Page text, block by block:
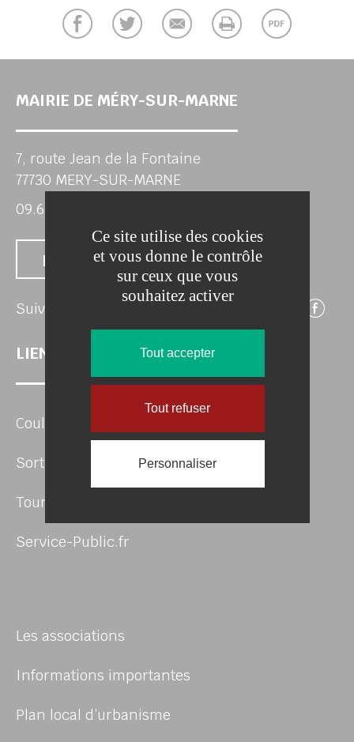
MAIRIE DE MÉRY-SUR-MARNE
7, route Jean de la Fontaine
77730 MERY-SUR-MARNE
09.63.54.84.91
Nous contacter
Suivez-nous
LIENS UTILES
Coulommiers Pays de Brie Agglomération
Sortir en Pays de Brie
Tourisme
Service-Public.fr
Les associations
Informations importantes
Plan local d’urbanisme
Ce site utilise des cookies
et vous donne le contrôle
sur ceux que vous
souhaitez activer
Tout accepter
Tout refuser
Personnaliser